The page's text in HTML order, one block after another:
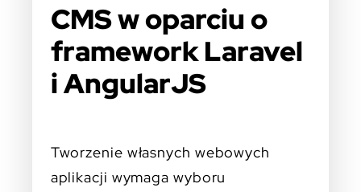
CMS w oparciu o
framework Laravel
i AngularJS
Tworzenie własnych webowych
aplikacji wymaga wyboru